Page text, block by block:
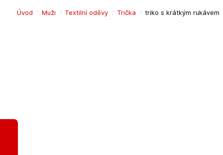
Úvod Muži Textilní oděvy Trička triko s krátkým rukávem